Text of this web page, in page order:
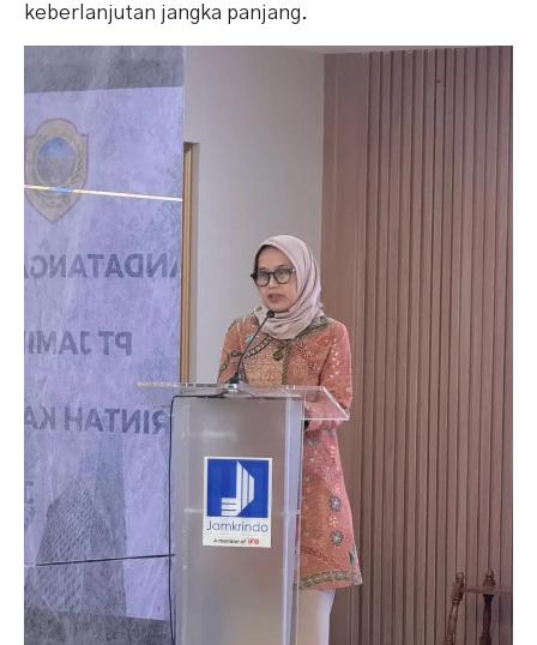
keberlanjutan jangka panjang.